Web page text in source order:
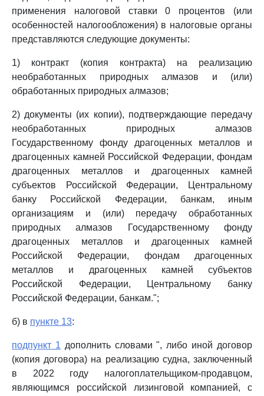
применения налоговой ставки 0 процентов (или
особенностей налогообложения) в налоговые органы
представляются следующие документы:
1) контракт (копия контракта) на реализацию
необработанных природных алмазов и (или)
обработанных природных алмазов;
2) документы (их копии), подтверждающие передачу
необработанных природных алмазов
Государственному фонду драгоценных металлов и
драгоценных камней Российской Федерации, фондам
драгоценных металлов и драгоценных камней
субъектов Российской Федерации, Центральному
банку Российской Федерации, банкам, иным
организациям и (или) передачу обработанных
природных алмазов Государственному фонду
драгоценных металлов и драгоценных камней
Российской Федерации, фондам драгоценных
металлов и драгоценных камней субъектов
Российской Федерации, Центральному банку
Российской Федерации, банкам.";
б) в пункте 13:
подпункт 1 дополнить словами ", либо иной договор
(копия договора) на реализацию судна, заключенный
в 2022 году налогоплательщиком-продавцом,
являющимся российской лизинговой компанией, с